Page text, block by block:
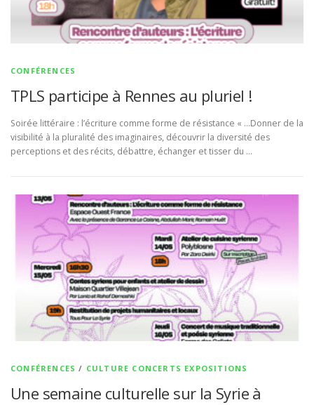
CONFÉRENCES
TPLS participe à Rennes au pluriel !
Soirée littéraire : l’écriture comme forme de résistance « …Donner de la
visibilité à la pluralité des imaginaires, découvrir la diversité des
perceptions et des récits, débattre, échanger et tisser du …
CONFÉRENCES / CULTURE CONCERTS EXPOSITIONS
Une semaine culturelle sur la Syrie à